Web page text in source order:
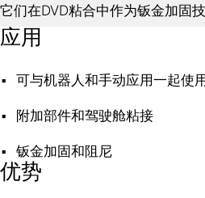
它们在DVD粘合中作为钣金加固
应用
可与机器人和手动应用一起使
附加部件和驾驶舱粘接
钣金加固和阻尼
优势